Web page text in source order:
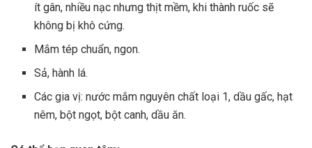
ít gân, nhiều nạc nhưng thịt mềm, khi thành ruốc sẽ
không bị khô cứng.
Mắm tép chuẩn, ngon.
Sả, hành lá.
Các gia vị: nước mắm nguyên chất loại 1, dầu gấc, hạt
nêm, bột ngọt, bột canh, dầu ăn.